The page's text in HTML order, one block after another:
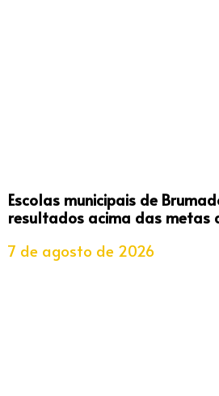
Escolas municipais de
resultados acima das metas
7 de agosto de 2026